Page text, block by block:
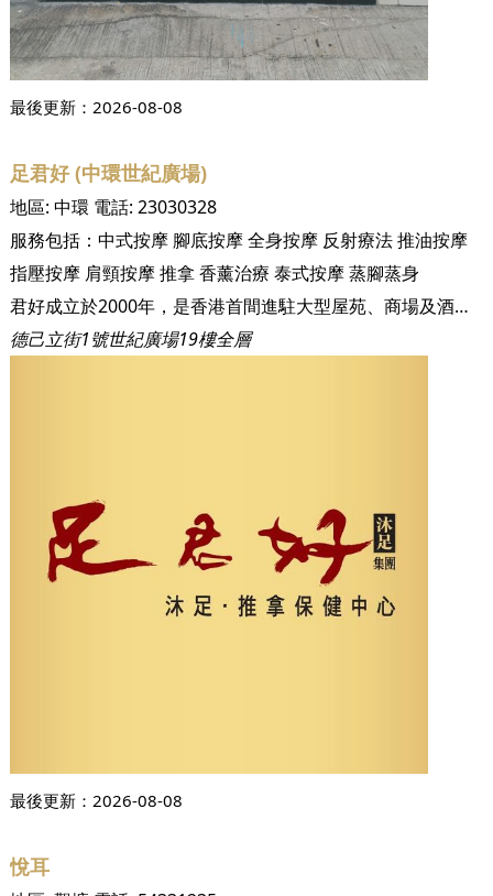
最後更新： 2026-08-08
足君好 (中環世紀廣場)
地區: 中環 電話: 23030328
服務包括： 中式按摩 腳底按摩全身按摩 反射療法推油按摩
指壓按摩 肩頸按摩推拿香薰治療 泰式按摩蒸腳蒸身
君好成立於2000年，是香港首間進駐大型屋苑、商場及酒店的足底按摩休閒中心。成立至今已為超過三十萬名尊貴客戶提供健康休閒的養身保健服務。足君好集合了眾多人力、物力，針對現代人健康的問題展開研究，以中國數千年的養身之道－足底按摩及全身穴位推拿，配合優閒泰式裝修與頂級設備，徹底顛覆傳統對按摩、推拿的既定形象，讓您及您的家人安心又輕鬆地達到養身的功效！ 本集團至今已開設十三間沐足保健中心，遍佈港九新界，包括黃埔區、將軍澳區、香港區及荃灣等，未來將於不同地區開設分店以為各區居民服務。 足君好嚴格控管衛生環境及服務品質，讓注重養身的您同時享有最高等級的服務與最經濟實惠的消費。
德己立街1號世紀廣場19樓全層
最後更新： 2026-08-08
悅耳